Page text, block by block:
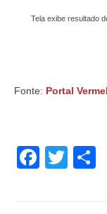
Tela exibe resultado
Fonte: Portal